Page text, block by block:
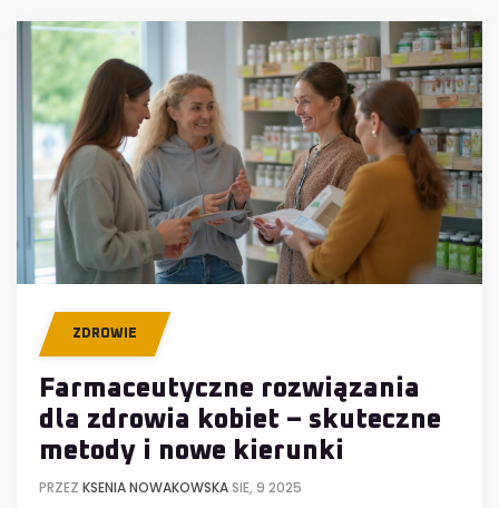
ZDROWIE
Farmaceutyczne rozwiązania
dla zdrowia kobiet – skuteczne
metody i nowe kierunki
PRZEZ KSENIA NOWAKOWSKASIE, 9 2025